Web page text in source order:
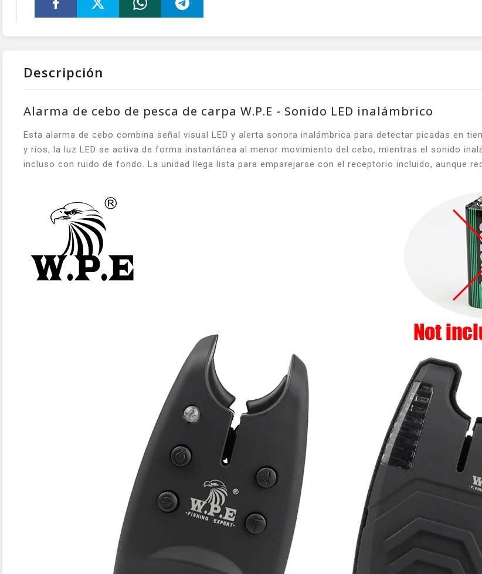
Descripción
Alarma de cebo de pesca de carpa W.P.E - Sonido LED inalámbrico
Esta alarma de cebo combina señal visual LED y alerta sonora inalámbrica para detectar picadas en
y ríos, la luz LED se activa de forma instantánea al menor movimiento del cebo, mientras el sonido
incluso con ruido de fondo. La unidad llega lista para emparejarse con el receptorio incluido, aunque